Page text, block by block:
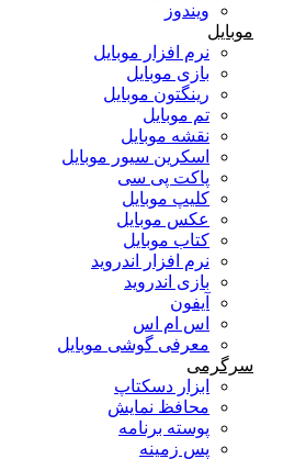
ویندوز
موبایل
نرم افزار موبایل
بازی موبایل
رینگتون موبایل
تم موبایل
نقشه موبایل
اسکرین سیور موبایل
پاکت پی سی
کلیپ موبایل
عکس موبایل
کتاب موبایل
نرم افزار اندروید
بازی اندروید
آیفون
اس ام اس
معرفی گوشی موبایل
سرگرمی
ابزار دسکتاپ
محافظ نمایش
پوسته برنامه
پس زمینه